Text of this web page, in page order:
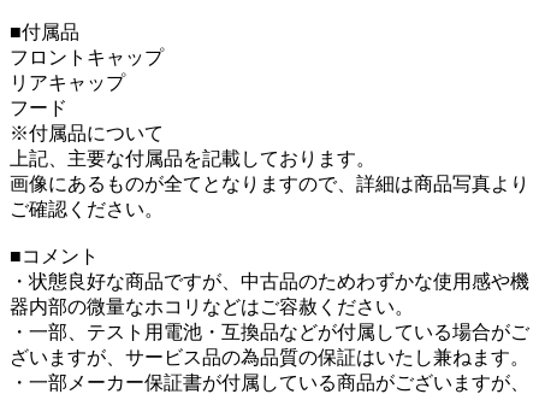
■付属品
フロントキャップ
リアキャップ
フード
※付属品について
上記、主要な付属品を記載しております。
画像にあるものが全てとなりますので、詳細は商品写真より
ご確認ください。
■コメント
・状態良好な商品ですが、中古品のためわずかな使用感や機
器内部の微量なホコリなどはご容赦ください。
・一部、テスト用電池・互換品などが付属している場合がご
ざいますが、サービス品の為品質の保証はいたし兼ねます。
・一部メーカー保証書が付属している商品がございますが、